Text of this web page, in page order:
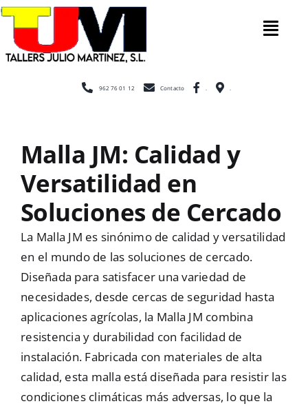
Saltar
contenido
Inicio
Escaleras
Mallas
Noticias
962 76 01 12 Contacto
Malla JM: Calidad y
Versatilidad en
Soluciones de Cercado
La Malla JM es sinónimo de calidad y versatilidad
en el mundo de las soluciones de cercado.
Diseñada para satisfacer una variedad de
necesidades, desde cercas de seguridad hasta
aplicaciones agrícolas, la Malla JM combina
resistencia y durabilidad con facilidad de
instalación. Fabricada con materiales de alta
calidad, esta malla está diseñada para resistir las
condiciones climáticas más adversas, lo que la